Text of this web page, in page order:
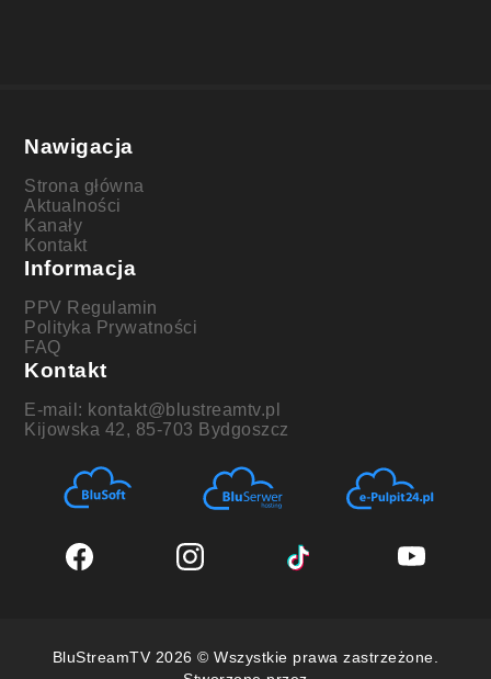
Nawigacja
Strona główna
Aktualności
Kanały
Kontakt
Informacja
PPV Regulamin
Polityka Prywatności
FAQ
Kontakt
E-mail: kontakt@blustreamtv.pl
Kijowska 42, 85-703 Bydgoszcz
BluStreamTV 2026 © Wszystkie prawa zastrzeżone.